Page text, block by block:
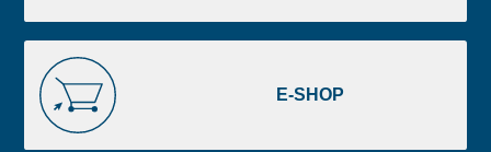
E-SHOP
SHOP